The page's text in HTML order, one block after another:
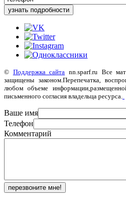
узнать подробности
© Поддержка сайта nn.sparf.ru Все
защищены законом.Перепечатка,
любом объеме
письменного согласия владельца ресурса.
Ваше имя
Телефон
Комментарий
перезвоните мне!